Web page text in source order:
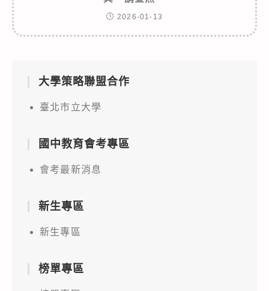
2026-01-13
大學策略聯盟合作
臺北市立大學
國中教育會考專區
會考最新消息
新生專區
新生專區
榜單專區